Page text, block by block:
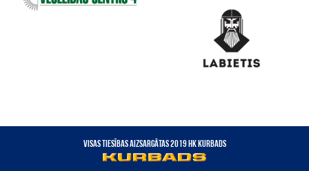
VISAS TIESĪBAS AIZSARGĀTAS 2019 HK KURBADS